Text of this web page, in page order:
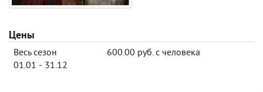
Цены
Весь сезон
01.01 - 31.12
600.00 руб. с человека